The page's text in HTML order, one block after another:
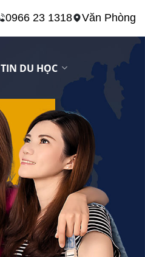
0966 23 1318 Văn Phòng
TIN DU HỌC